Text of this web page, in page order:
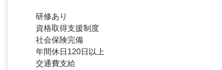
研修あり
資格取得支援制度
社会保険完備
年間休日120日以上
交通費支給